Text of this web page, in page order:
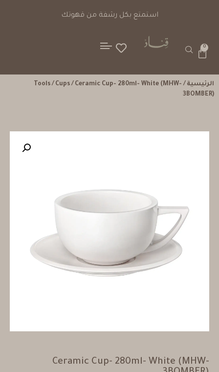
استمتع بكل رشفة من قهوتك
0
الرئيسية /
Tools/ Cups/ Ceramic Cup- 280ml- White (MHW-
3BOMBER)
Ceramic Cup- 280ml- White (MHW-